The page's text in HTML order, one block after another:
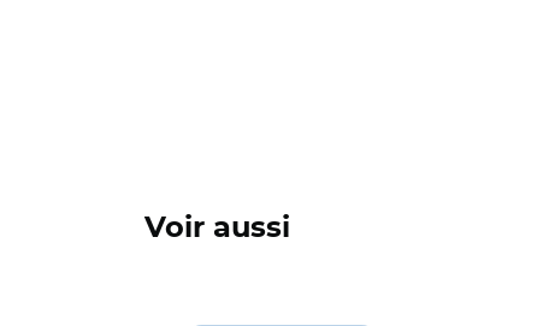
Voir aussi